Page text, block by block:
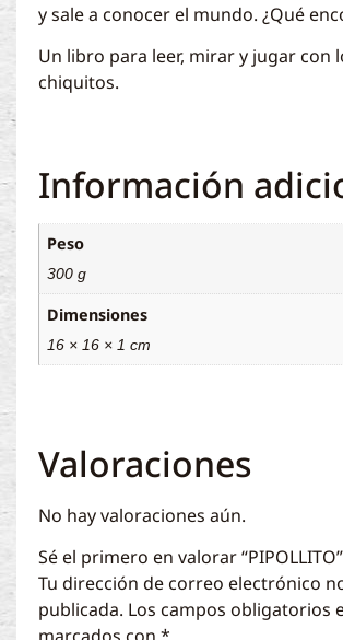
y sale a conocer el mundo. ¿Qué
Un libro para leer, mirar y jugar con
chiquitos.
Información
Peso
300 g
Dimensiones
16 × 16 × 1 cm
Valoraciones
No hay valoraciones aún.
Sé el primero en valorar “PIPOLLITO”
Tu dirección de correo electrónico
publicada. Los campos obligatorios